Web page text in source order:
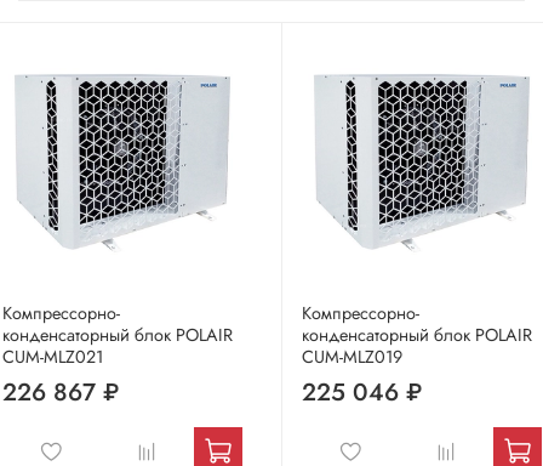
Компрессорно-
конденсаторный блок POLAIR
CUM-MLZ021
226 867 ₽
Компрессорно-
конденсаторный блок POLAIR
CUM-MLZ019
225 046 ₽